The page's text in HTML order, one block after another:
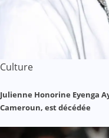
Culture
Julienne Honorine Eyenga
Cameroun, est décédée